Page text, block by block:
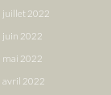
juillet 2022
juin 2022
mai 2022
avril 2022